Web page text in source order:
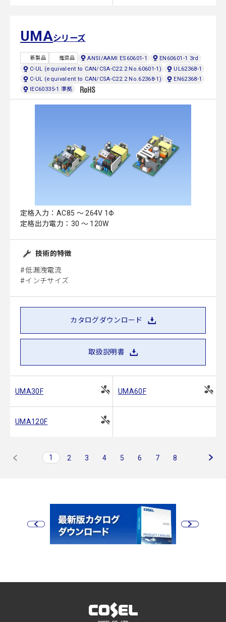
UMAシリーズ
新製品 推奨品 ANSI/AAMI ES60601-1
EN60601-1 3rd
C-UL (equivalent to CAN/CSA-C22.2 No.60601-1)
UL62368-1
C-UL (equivalent to CAN/CSA-C22.2 No.62368-1)
EN62368-1
IEC60335-1 準拠
定格入力：AC85 ～ 264V 1Φ
定格出力電力：30 ～ 120W
技術的特徴
低漏洩電流
インチサイズ
カタログダウンロード
取扱説明書
UMA30F UMA60F
UMA120F
1 2 3 4 5 6 7 8